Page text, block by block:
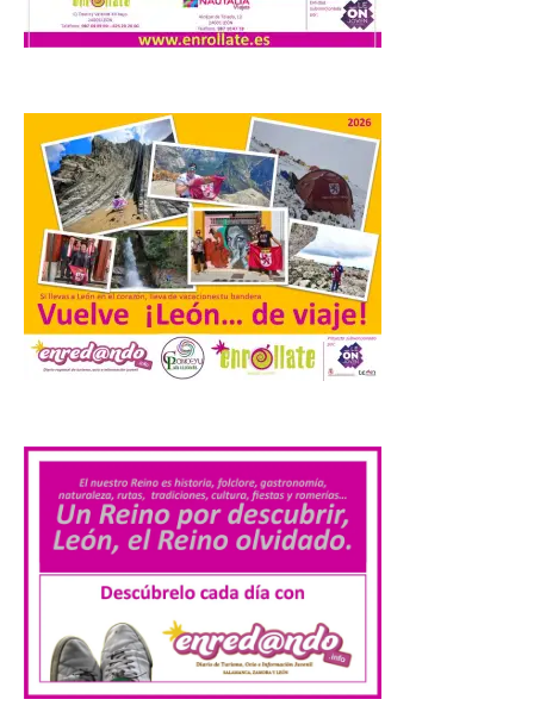
Los días 7, 8 y 9 de agosto
de 2026, Camarzana de
Tera volverá a convertirse
música en directo mueve grandes
fenómenos de […]
El Ayuntamiento de
Cabrillanes analizará,
conforme a la legalidad, la
solicitud para la
celebración del Iberia
Eclipse Festival
Durante la mañana de ayer
miércoles ha sido
registrada en el
Ayuntamiento una
solicitud relacionada con
la celebración de este evento. Ante las
informaciones aparecidas en distintos
medios de comunicación sobre la posible
celebración del denominado Iberia
Eclipse Festival en […]